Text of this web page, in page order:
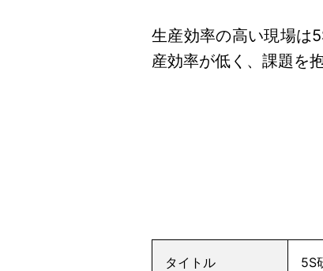
生産効率の高い現場は
産効率が低く、課題を
タイトル 5S